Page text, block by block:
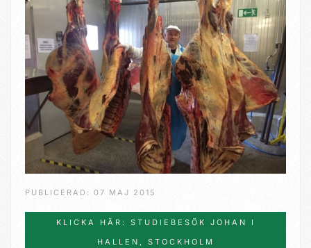
PUBLICERAD: 07 MAJ 2015
KLICKA HÄR: STUDIEBESÖK JOHAN I
HALLEN, STOCKHOLM